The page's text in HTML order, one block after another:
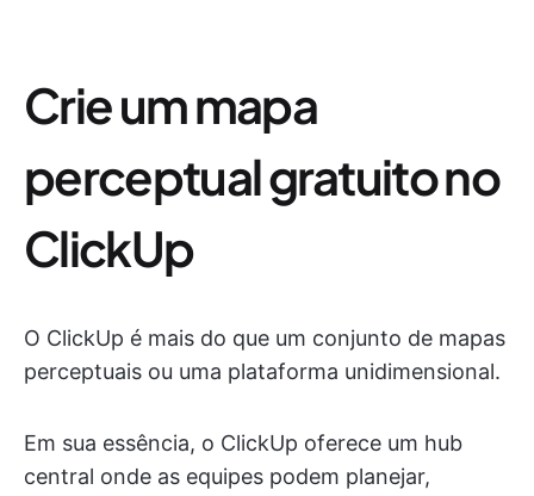
Crie um mapa
perceptual gratuito no
ClickUp
O ClickUp é mais do que um conjunto de mapas
perceptuais ou uma plataforma unidimensional.
Em sua essência, o ClickUp oferece um hub
central onde as equipes podem planejar,